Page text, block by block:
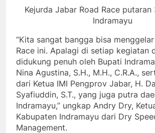
Kejurda Jabar Road Race
Indramayu
“Kita sangat bangga bisa
Race ini. Apalagi di setiap kegiatan
didukung penuh oleh Bupati
Nina Agustina, S.H., M.H., C.R.A.,
dari Ketua IMI Pengprov Jabar, H.
Syafiuddin, S.T., yang juga putra
Indramayu,” ungkap Andry Dry,
Kabupaten Indramayu dari Dry
Management.